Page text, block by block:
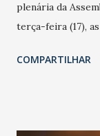
plenária da
terça-feira (17),
adotadas pelo
COMPARTILHAR